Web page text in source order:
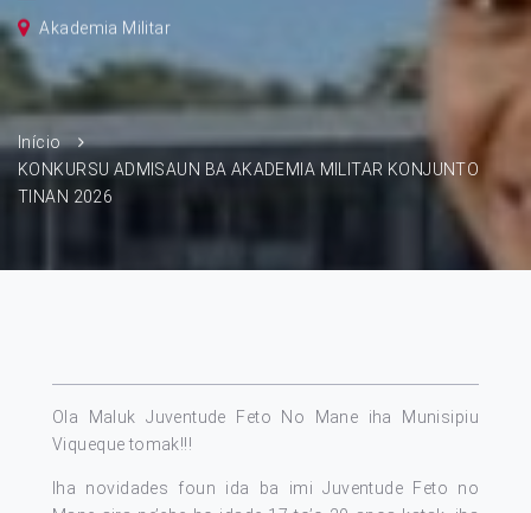
Akademia Militar
Início
KONKURSU ADMISAUN BA AKADEMIA MILITAR KONJUNTO
TINAN 2026
Ola Maluk Juventude Feto No Mane iha Munisipiu
Viqueque tomak!!!
Iha novidades foun ida ba imi Juventude Feto no